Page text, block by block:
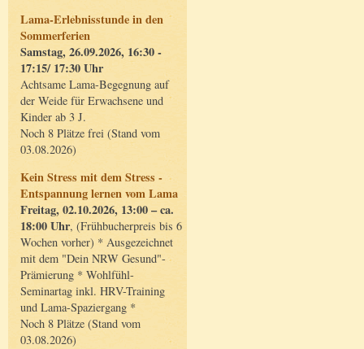
Lama-Erlebnisstunde in den
Sommerferien
Samstag, 26.09.2026, 16:30 -
17:15/ 17:30 Uhr
Achtsame Lama-Begegnung auf
der Weide für Erwachsene und
Kinder ab 3 J.
Noch 8 Plätze frei (Stand vom
03.08.2026)
Kein Stress mit dem Stress -
Entspannung lernen vom Lama
Freitag, 02.10.2026, 13:00 – ca.
18:00 Uhr, (Frühbucherpreis bis 6
Wochen vorher) * Ausgezeichnet
mit dem "Dein NRW Gesund"-
Prämierung * Wohlfühl-
Seminartag inkl. HRV-Training
und Lama-Spaziergang *
Noch 8 Plätze (Stand vom
03.08.2026)